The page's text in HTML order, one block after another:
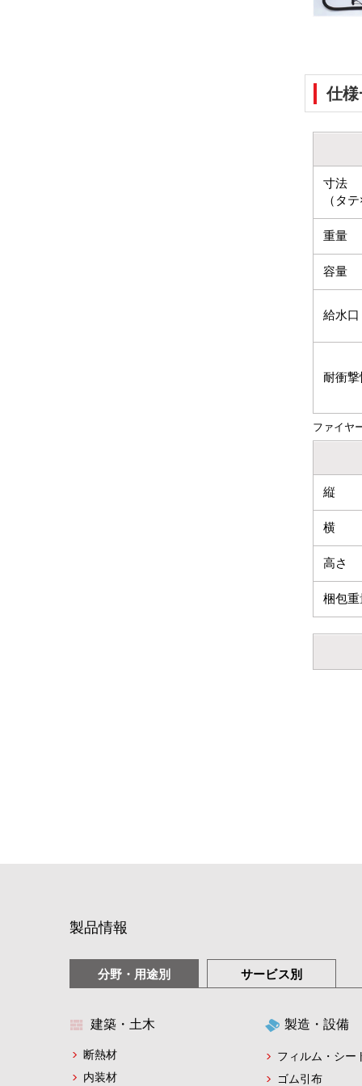
仕
寸法
（タ
重量
容量
給水口
耐衝撃
ファイヤ
縦
横
高さ
梱包
製品情報
分野・用途別 サービス別
建築・土木
断熱材
内装材
製造・設備
フィルム・シー
ゴム引布